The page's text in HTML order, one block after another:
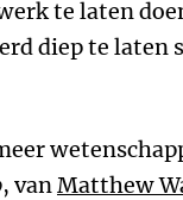
te laten
diep te laten
, vanMatthew